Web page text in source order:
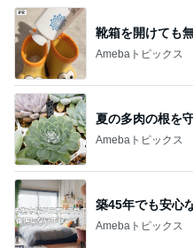
靴箱を開けても
Amebaトピックス
夏の多肉の根を
Amebaトピックス
築45年でも安心
Amebaトピックス